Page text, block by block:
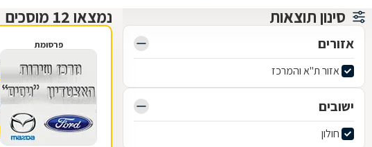
סינון תוצאות
אזורים
אזור ת"א והמרכז
ישובים
חולון
נמצאו 12 מוסכים
פרסומת